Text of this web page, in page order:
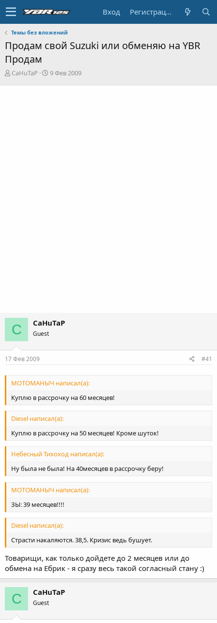
Вход Регистрация
Темы без вложений
Продам свой Suzuki или обменяю на YBR
Продам
А
CaHuTaP
Д
9 Фев 2009
C CaHuTaP
Guest
17 Фев 2009 #41
МОТОМАНЫЧ написал(а):
Куплю в рассрочку на 60 месяцев!
Diesel написал(а):
Куплю в рассрочку на 50 месяцев! Кроме шуток!
Небесный Тихоход написал(а):
Ну была не была! На 40месяцев в рассрочку беру!
МОТОМАНЫЧ написал(а):
ЗЫ: 39 месяцев!!!!
Diesel написал(а):
Страсти накаляются. 38,5. Кризис ведь бушует.
Товарищи, как только дойдете до 2 месяцев или до
обмена на Ебрик - я сразу весь такой согласный стану :)
C CaHuTaP
Guest